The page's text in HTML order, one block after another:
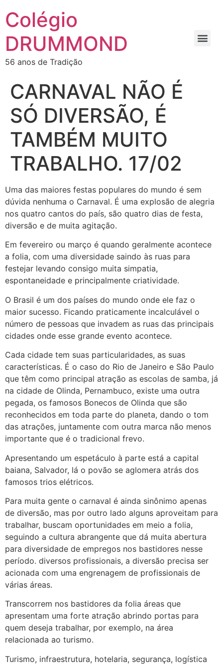
Colégio
DRUMMOND
56 anos de Tradição
CARNAVAL NÃO É
SÓ DIVERSÃO, É
TAMBÉM MUITO
TRABALHO. 17/02
Uma das maiores festas populares do mundo é sem
dúvida nenhuma o Carnaval. É uma explosão de alegria
nos quatro cantos do país, são quatro dias de festa,
diversão e de muita agitação.
Em fevereiro ou março é quando geralmente acontece
a folia, com uma diversidade saindo às ruas para
festejar levando consigo muita simpatia,
espontaneidade e principalmente criatividade.
O Brasil é um dos países do mundo onde ele faz o
maior sucesso. Ficando praticamente incalculável o
número de pessoas que invadem as ruas das principais
cidades onde esse grande evento acontece.
Cada cidade tem suas particularidades, as suas
características. É o caso do Rio de Janeiro e São Paulo
que têm como principal atração as escolas de samba, já
na cidade de Olinda, Pernambuco, existe uma outra
pegada, os famosos Bonecos de Olinda que são
reconhecidos em toda parte do planeta, dando o tom
das atrações, juntamente com outra marca não menos
importante que é o tradicional frevo.
Apresentando um espetáculo à parte está a capital
baiana, Salvador, lá o povão se aglomera atrás dos
famosos trios elétricos.
Para muita gente o carnaval é ainda sinônimo apenas
de diversão, mas por outro lado alguns aproveitam para
trabalhar, buscam oportunidades em meio a folia,
seguindo a cultura abrangente que dá muita abertura
para diversidade de empregos nos bastidores nesse
período. diversos profissionais, a diversão precisa ser
acionada com uma engrenagem de profissionais de
várias áreas.
Transcorrem nos bastidores da folia áreas que
apresentam uma forte atração abrindo portas para
quem deseja trabalhar, por exemplo, na área
relacionada ao turismo.
Turismo, infraestrutura, hotelaria, segurança, logística